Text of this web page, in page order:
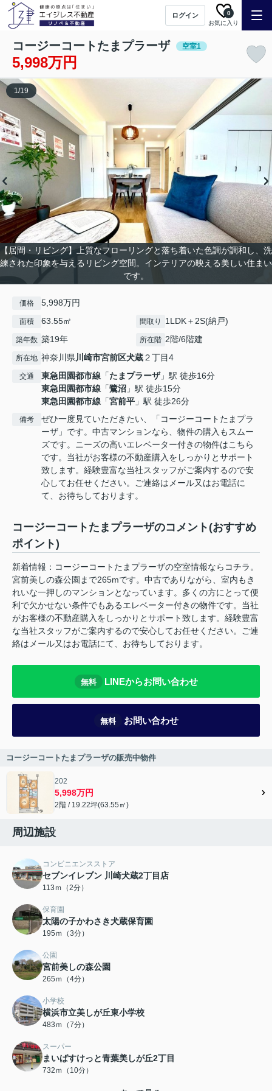
ログイン
お気に入り
0
コージーコートたまプラーザ 空室1
5,998万円
【居間・リビング】上質なフローリングと落ち着いた色調が調和し、洗
練された印象を与えるリビング空間。インテリアの映える美しい住まい
です。
1/19
価格 5,998万円
面積 63.55㎡ 間取り 1LDK＋2S(納戸)
築年数 築19年 所在階 2階/6階建
所在地 神奈川県川崎市宮前区犬蔵２丁目4
交通 東急田園都市線 「たまプラーザ」駅 徒歩16分
東急田園都市線 「鷺沼 」駅 徒歩15分
東急田園都市線 「宮前平 」駅 徒歩26分
備考
ぜひ一度見ていただきたい、「コージーコートたまプラ
ーザ」です。中古マンションなら、物件の購入もスムー
ズです。ニーズの高いエレベーター付きの物件はこちら
です。当社がお客様の不動産購入をしっかりとサポート
致します。経験豊富な当社スタッフがご案内するので安
心してお任せください。ご連絡はメール又はお電話に
て、お待ちしております。
コージーコートたまプラーザのコメント(おすすめ
ポイント)
新着情報：コージーコートたまプラーザの空室情報ならコチラ。
宮前美しの森公園まで265mです。中古でありながら、室内もき
れいな一押しのマンションとなっています。多くの方にとって便
利で欠かせない条件でもあるエレベーター付きの物件です。当社
がお客様の不動産購入をしっかりとサポート致します。経験豊富
な当社スタッフがご案内するので安心してお任せください。ご連
絡はメール又はお電話にて、お待ちしております。
無料 LINEからお問い合わせ
無料 お問い合わせ
コージーコートたまプラーザの販売中物件
202
5,998万円
2階 / 19.22坪(63.55㎡)
周辺施設
コンビニエンスストア
セブンイレブン 川崎犬蔵2丁目店
113ｍ（2分）
保育園
太陽の子かわさき犬蔵保育園
195ｍ（3分）
公園
宮前美しの森公園
265ｍ（4分）
小学校
横浜市立美しが丘東小学校
483ｍ（7分）
スーパー
まいばすけっと青葉美しが丘2丁目
732ｍ（10分）